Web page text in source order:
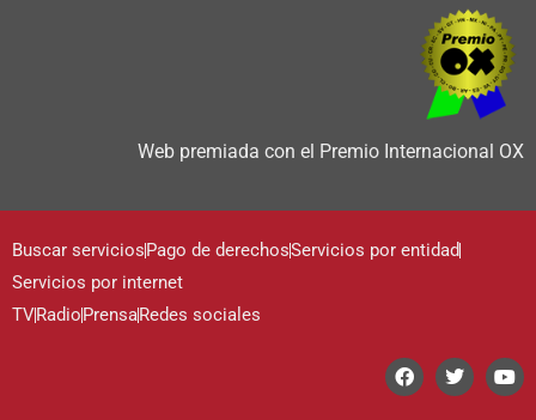
Web premiada con el Premio Internacional OX
Buscar serviciosPago de derechosServicios por entidad
Servicios por internet
TVRadioPrensaRedes sociales